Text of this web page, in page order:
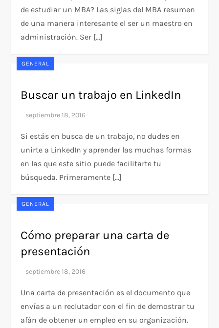
de estudiar un MBA? Las siglas del MBA resumen
de una manera interesante el ser un maestro en
administración. Ser […]
GENERAL
Buscar un trabajo en LinkedIn
Si estás en busca de un trabajo, no dudes en
unirte a LinkedIn y aprender las muchas formas
en las que este sitio puede facilitarte tu
búsqueda. Primeramente […]
GENERAL
Cómo preparar una carta de
presentación
Una carta de presentación es el documento que
envías a un reclutador con el fin de demostrar tu
afán de obtener un empleo en su organización.